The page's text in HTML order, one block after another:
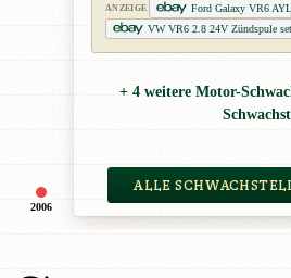
2006
ANZEIGE
Ford Galaxy VR6
VW VR6 2.8 24V Zündspule
+ 4 weitere Motor-
ALLE